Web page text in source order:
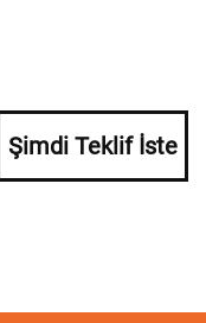
Şimdi Teklif İste